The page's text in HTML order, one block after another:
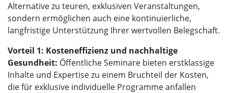
Alternative zu teuren, exklusiven Veranstaltungen,
sondern ermöglichen auch eine kontinuierliche,
langfristige Unterstützung Ihrer wertvollen Belegschaft.
Vorteil 1: Kosteneffizienz und nachhaltige
Gesundheit: Öffentliche Seminare bieten erstklassige
Inhalte und Expertise zu einem Bruchteil der Kosten,
die für exklusive individuelle Programme anfallen